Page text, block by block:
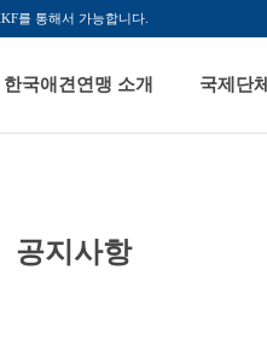
를 통해서 가능합니다.
한국애견연맹 소개 국제단
공지사항